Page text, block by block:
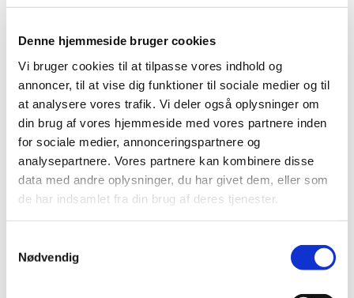
Denne hjemmeside bruger cookies
Vi bruger cookies til at tilpasse vores indhold og
annoncer, til at vise dig funktioner til sociale medier og til
at analysere vores trafik. Vi deler også oplysninger om
din brug af vores hjemmeside med vores partnere inden
for sociale medier, annonceringspartnere og
analysepartnere. Vores partnere kan kombinere disse
data med andre oplysninger, du har givet dem, eller som
de har indsamlet fra din brug af deres tjenester.
Nødvendig
hold i uge 45) :)
Praktisk information:
️ Tidspunkt: onsdage i to hold: kl 9.30 og 10.45
medfælles kaffepause kl. 10.15
Sted: Sognegården i Storvorde, Tofthøjvej 37, 9280
Storvorde
Alder: Babysalmesang er egnet til babyer fra 2-10
måneder.
https://forms.churchdesk.com/f/YmxocJeZ3x